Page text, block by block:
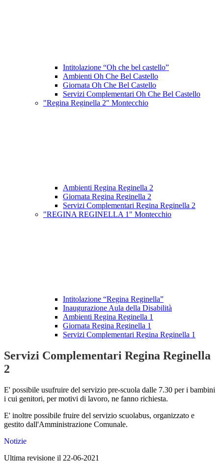
Intitolazione “Oh che bel castello”
Ambienti Oh Che Bel Castello
Giornata Oh Che Bel Castello
Servizi Complementari Oh Che Bel Castello
"Regina Reginella 2" Montecchio
Ambienti Regina Reginella 2
Giornata Regina Reginella 2
Servizi Complementari Regina Reginella 2
"REGINA REGINELLA 1" Montecchio
Intitolazione “Regina Reginella”
Inaugurazione Aula della Disabilità
Ambienti Regina Reginella 1
Giornata Regina Reginella 1
Servizi Complementari Regina Reginella 1
Servizi Complementari Regina Reginella
2
E' possibile usufruire del servizio pre-scuola dalle 7.30 per i bambini
i cui genitori, per motivi di lavoro, ne fanno richiesta.
E' inoltre possibile fruire del servizio scuolabus, organizzato e
gestito dall'Amministrazione Comunale.
Notizie
Ultima revisione il 22-06-2021